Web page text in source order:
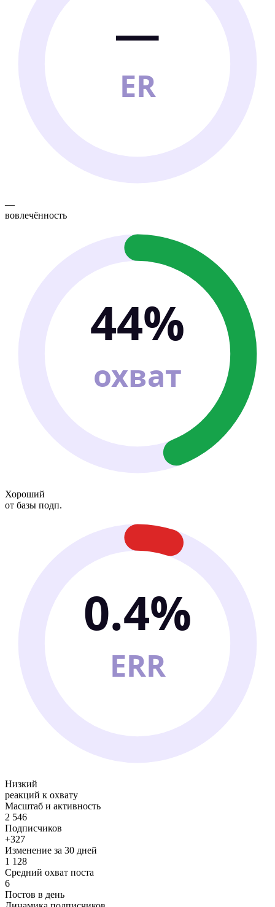
—
ER
—
вовлечённость
44%
охват
Хороший
от базы подп.
0.4%
ERR
Низкий
реакций к охвату
Масштаб и активность
2 546
Подписчиков
+327
Изменение за 30 дней
1 128
Средний охват поста
6
Постов в день